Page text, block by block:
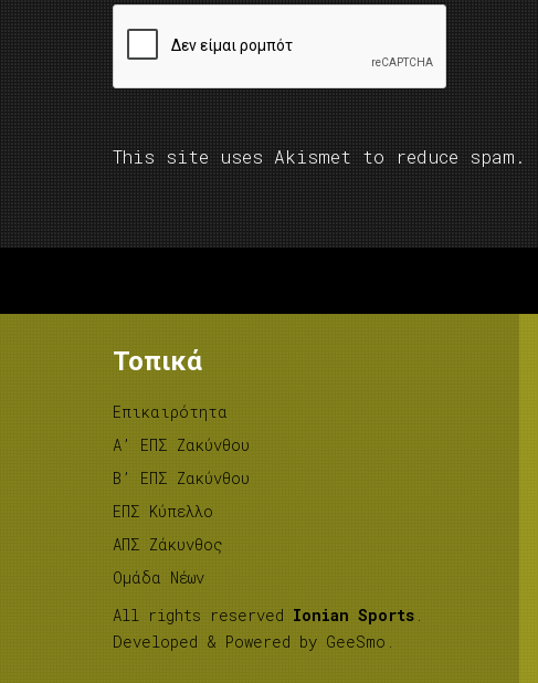
This site uses Akismet to reduce spam.
Τοπικά
Επικαιρότητα
A’ ΕΠΣ Ζακύνθου
B’ ΕΠΣ Ζακύνθου
ΕΠΣ Κύπελλο
ΑΠΣ Ζάκυνθος
Ομάδα Νέων
All rights reserved Ionian Sports .
Developed & Powered by GeeSmo .